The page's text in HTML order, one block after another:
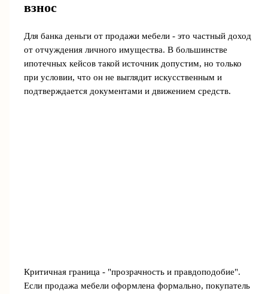
взнос
Для банка деньги от продажи мебели - это частный доход
от отчуждения личного имущества. В большинстве
ипотечных кейсов такой источник допустим, но только
при условии, что он не выглядит искусственным и
подтверждается документами и движением средств.
Критичная граница - "прозрачность и правдоподобие".
Если продажа мебели оформлена формально, покупатель